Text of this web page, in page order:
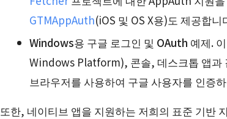
GTMAppAuth(iOS 및 OS X용)도 제공합니
Windows용 구글 로그인 및 OAuth 예제.
Windows Platform), 콘솔, 데스크톱 앱과
브라우저를 사용하여 구글 사용자를 인증
또한, 네이티브 앱을 지원하는 저희의 표준 기반